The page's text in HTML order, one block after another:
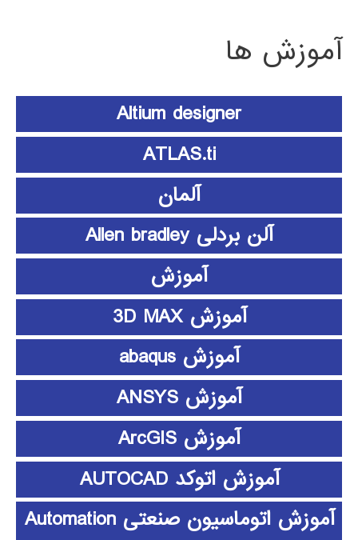
آموزش ها
Altium designer
ATLAS.ti
آلمان
آلن بردلی Allen bradley
آموزش
آموزش 3D MAX
آموزش abaqus
آموزش ANSYS
آموزش ArcGIS
آموزش اتوکد AUTOCAD
آموزش اتوماسیون صنعتی Automation